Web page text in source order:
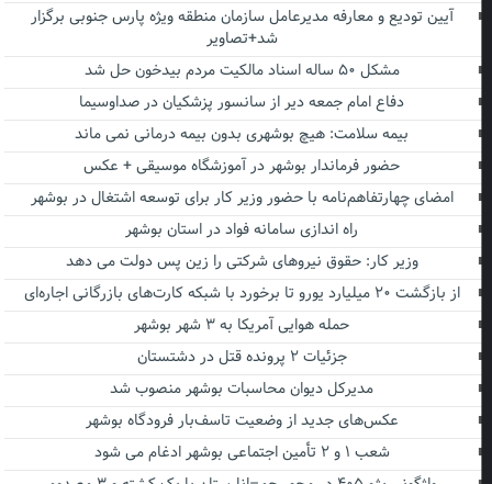
آیین تودیع و معارفه مدیرعامل سازمان منطقه ویژه پارس جنوبی برگزار
شد+تصاویر
مشکل ۵۰ ساله اسناد مالکیت مردم بیدخون حل شد
دفاع امام جمعه دیر از سانسور پزشکیان در صداوسیما
بیمه سلامت: هیچ بوشهری بدون بیمه درمانی نمی ماند
حضور فرماندار بوشهر در آموزشگاه موسیقی + عکس
امضای چهارتفاهم‌نامه با حضور وزیر کار برای توسعه اشتغال در بوشهر
راه اندازی سامانه فواد در استان بوشهر
وزیر کار: حقوق نیروهای شرکتی را زین پس دولت می دهد
از بازگشت ۲۰ میلیارد یورو تا برخورد با شبکه کارت‌های بازرگانی اجاره‌ای
حمله هوایی آمریکا به ۳ شهر بوشهر
جزئیات ۲ پرونده قتل در دشتستان
مدیرکل دیوان محاسبات بوشهر منصوب شد
عکس‌های جدید از وضعیت تاسف‌بار فرودگاه بوشهر
شعب ۱ و ۲ تأمین اجتماعی بوشهر ادغام می شود